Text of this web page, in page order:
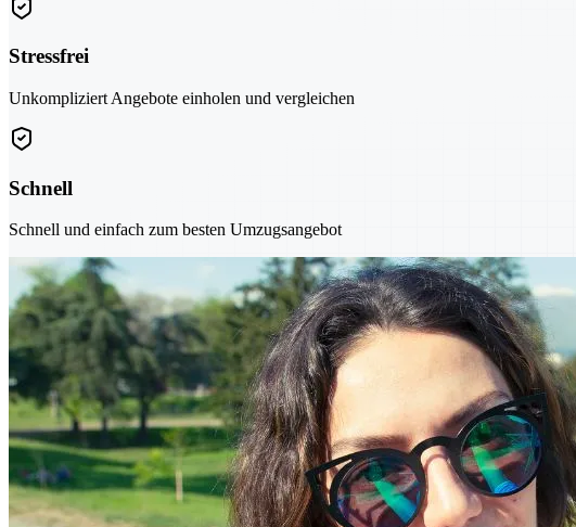
Stressfrei
Unkompliziert Angebote einholen und vergleichen
Schnell
Schnell und einfach zum besten Umzugsangebot